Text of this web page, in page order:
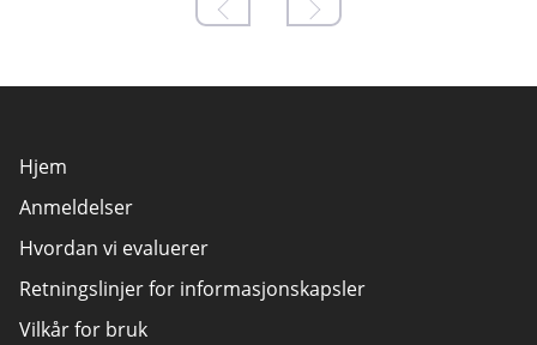
Hjem
Anmeldelser
Hvordan vi evaluerer
Retningslinjer for informasjonskapsler
Vilkår for bruk